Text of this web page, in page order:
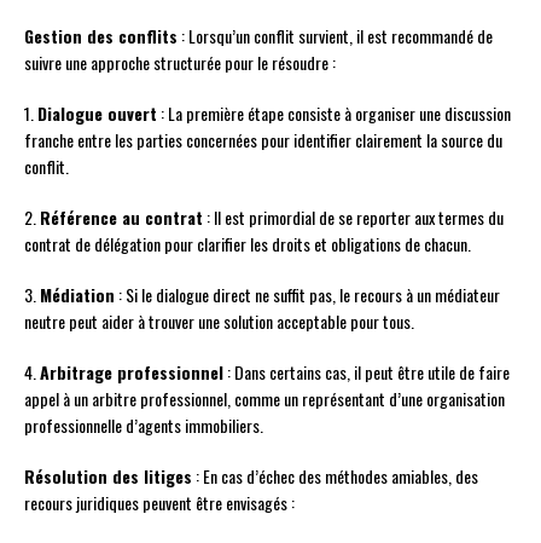
Gestion des conflits : Lorsqu’un conflit survient, il est recommandé de
suivre une approche structurée pour le résoudre :
1. Dialogue ouvert : La première étape consiste à organiser une discussion
franche entre les parties concernées pour identifier clairement la source du
conflit.
2. Référence au contrat : Il est primordial de se reporter aux termes du
contrat de délégation pour clarifier les droits et obligations de chacun.
3. Médiation : Si le dialogue direct ne suffit pas, le recours à un médiateur
neutre peut aider à trouver une solution acceptable pour tous.
4. Arbitrage professionnel: Dans certains cas, il peut être utile de faire
appel à un arbitre professionnel, comme un représentant d’une organisation
professionnelle d’agents immobiliers.
Résolution des litiges : En cas d’échec des méthodes amiables, des
recours juridiques peuvent être envisagés :